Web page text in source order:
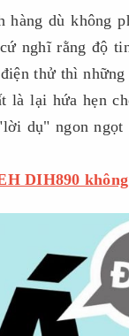
dù không
nghĩ rằng độ
thử thì
lại hứa hẹn
dụ" ngon
DIH890